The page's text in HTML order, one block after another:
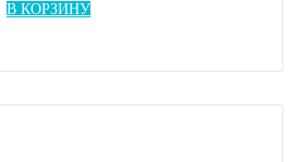
В КОРЗИНУ